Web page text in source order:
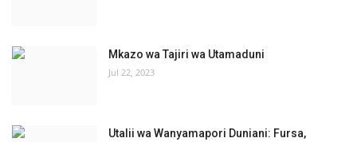
Mkazo wa Tajiri wa Utamaduni
Jul 22, 2023
Utalii wa Wanyamapori Duniani: Fursa,